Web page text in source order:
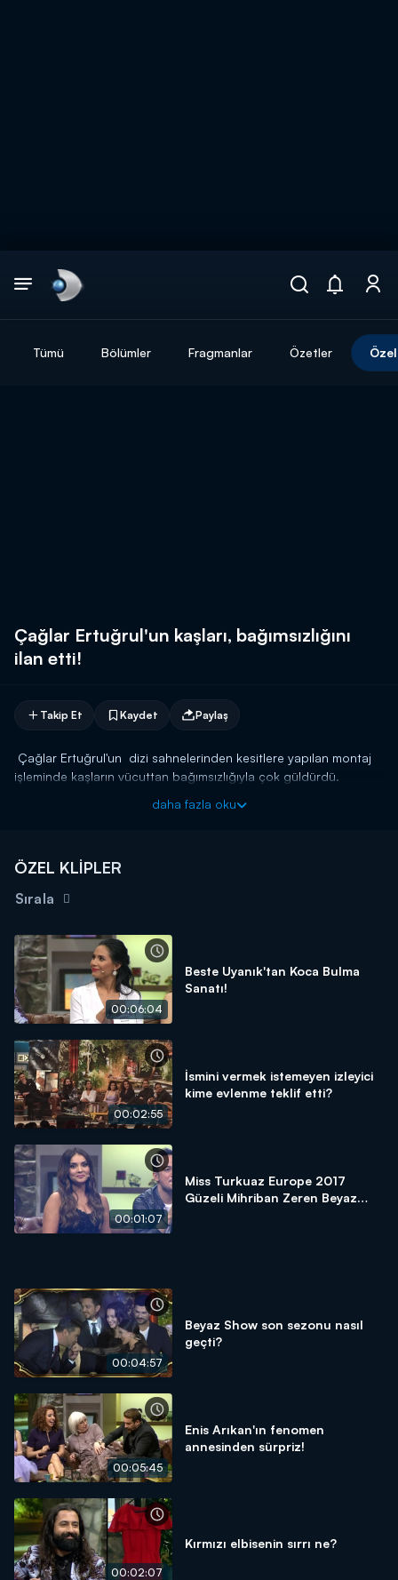
Tümü Bölümler Fragmanlar Özetler
Çağlar Ertuğrul'un kaşları, bağımsızlığını
ilan etti!
Takip Et Kaydet Paylaş
Çağlar Ertuğrul'un dizi sahnelerinden kesitlere yapılan montaj
işleminde kaşların vücuttan bağımsızlığıyla çok güldürdü.
daha fazla oku
ÖZEL KLİPLER
Sırala
00:06:04
Beste Uyanık'tan Koca Bulma
Sanatı!
00:02:55
İsmini vermek istemeyen izleyici
kime evlenme teklif etti?
00:01:07
Miss Turkuaz Europe 2017
Güzeli Mihriban Zeren Beyaz
00:04:57
Beyaz Show son sezonu nasıl
geçti?
00:05:45
Enis Arıkan'ın fenomen
annesinden sürpriz!
00:02:07
Kırmızı elbisenin sırrı ne?